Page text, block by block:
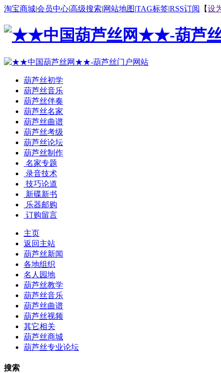
淘宝商城|会员中心|高级搜索|网站地图|TAG标签|RSS订阅 【设
葫芦丝初学
葫芦丝音乐
葫芦丝伴奏
葫芦丝名家
葫芦丝曲谱
葫芦丝考级
葫芦丝论坛
葫芦丝制作
名家专题
录音技术
技巧论道
新碟新书
乐器邮购
订购留言
主页
返回主站
葫芦丝新闻
各地组织
名人园地
葫芦丝教学
葫芦丝音乐
葫芦丝曲谱
葫芦丝视频
其它相关
葫芦丝商城
葫芦丝专业论坛
搜索